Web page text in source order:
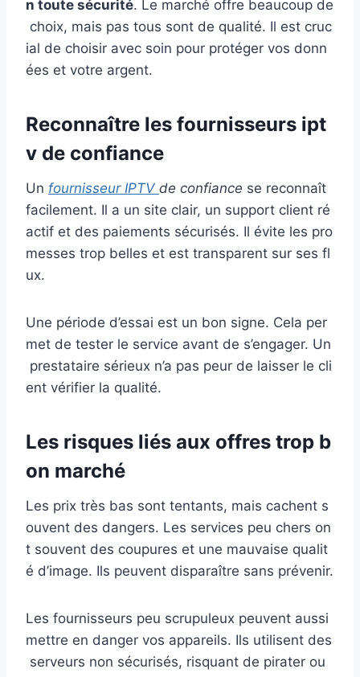
n toute sécurité. Le marché offre beaucoup de
choix, mais pas tous sont de qualité. Il est cruc
ial de choisir avec soin pour protéger vos donn
ées et votre argent.
Reconnaître les fournisseurs ipt
v de confiance
Un fournisseur IPTV de confiance se reconnaît
facilement. Il a un site clair, un support client ré
actif et des paiements sécurisés. Il évite les pro
messes trop belles et est transparent sur ses fl
ux.
Une période d’essai est un bon signe. Cela per
met de tester le service avant de s’engager. Un
prestataire sérieux n’a pas peur de laisser le cli
ent vérifier la qualité.
Les risques liés aux offres trop b
on marché
Les prix très bas sont tentants, mais cachent s
ouvent des dangers. Les services peu chers on
t souvent des coupures et une mauvaise qualit
é d’image. Ils peuvent disparaître sans prévenir.
Les fournisseurs peu scrupuleux peuvent aussi
mettre en danger vos appareils. Ils utilisent des
serveurs non sécurisés, risquant de pirater ou